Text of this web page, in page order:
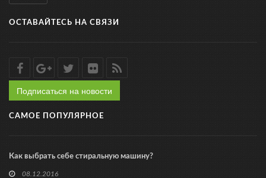
ОСТАВАЙТЕСЬ НА СВЯЗИ
Подписаться на новости
САМОЕ ПОПУЛЯРНОЕ
Как выбрать себе стиральную машину?
08.12.2016